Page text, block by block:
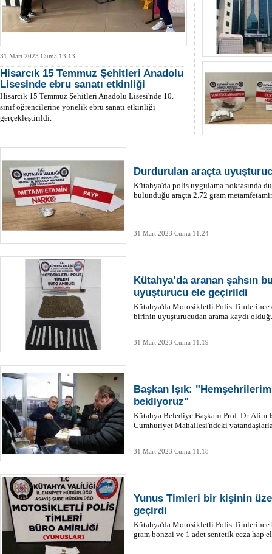
31 Mart 2023 Cuma 13:13
Hisarcık 15 Temmuz Şehitleri Anadolu
Lisesinde ebru sanatı etkinliği
Hisarcık 15 Temmuz Şehitleri Anadolu Lisesi'nde 10.
sınıf öğrencilerine yönelik ebru sanatı etkinliği
gerçekleştirildi.
Durdurulan araçta
Kütahya'da polis uygulama noktasında
bulunduğu araçta 2.72 gram
31 Mart 2023 Cuma 11:24
Kütahya’da aranan şahsın
uyuşturucu ele geçirildi
Kütahya'da Motosikletli Polis Timlerince
birinin uyuşturucudan arama kaydı
31 Mart 2023 Cuma 11:19
Başkan Işık:
bekliyoruz"
Kütahya Belediye Başkanı Prof. Dr. Alim
Cumhuriyet Mahallesi'ndeki
31 Mart 2023 Cuma 11:18
Yunus Timleri bir kişinin
geçirdi
Kütahya'da Motosikletli Polis Timlerince
gram bonzai ve 1 adet sentetik ecza hap